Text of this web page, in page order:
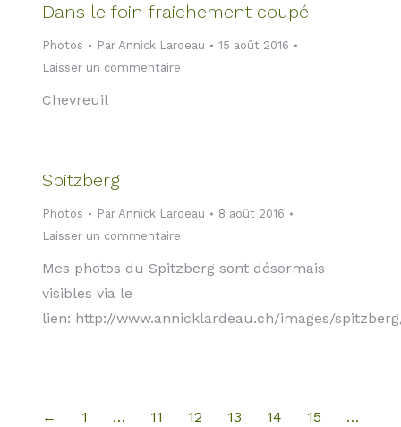
Dans le foin fraichement coupé
Photos ParAnnick Lardeau
15 août 2016
Laisser un commentaire
Chevreuil
Spitzberg
Photos ParAnnick Lardeau
8 août 2016
Laisser un commentaire
Mes photos du Spitzberg sont désormais
visibles via le
lien: http://www.annicklardeau.ch/images/
← 1 … 11 12 13 14 15 …